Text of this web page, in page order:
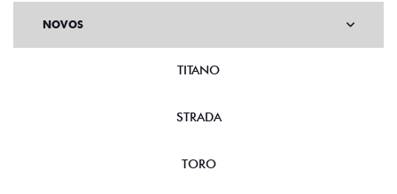
NOVOS
TITANO
STRADA
TORO